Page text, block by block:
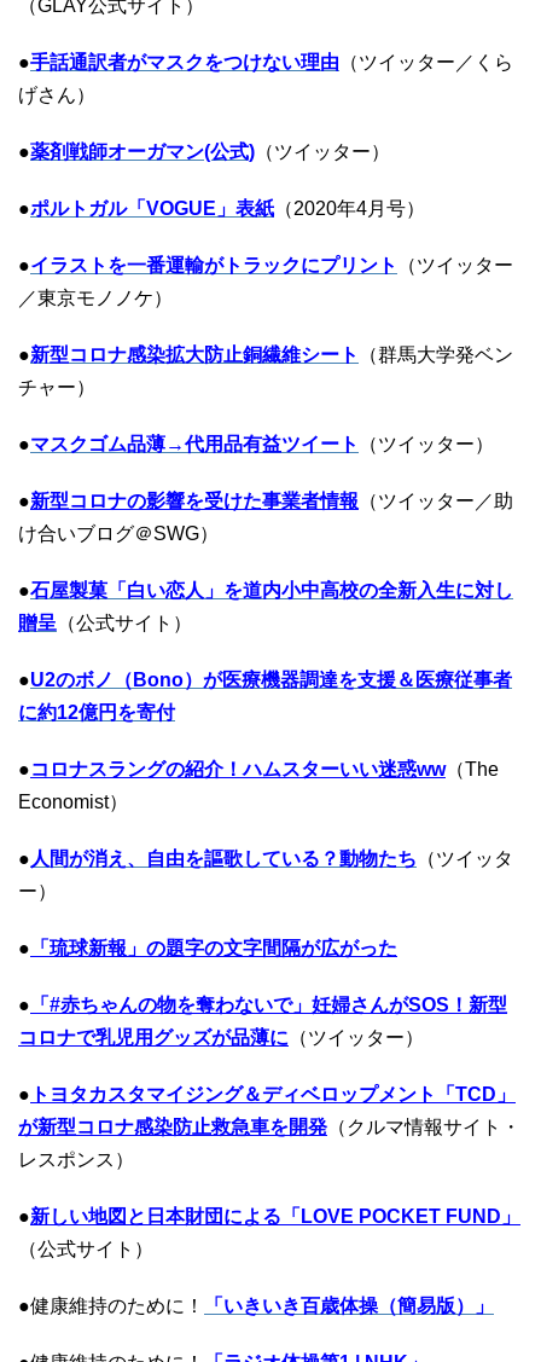
（GLAY公式サイト）
●手話通訳者がマスクをつけない理由 （ツイッター／ くら
げさん）
●薬剤戦師オーガマン(公式) （ツイッター）
●ポルトガル「 VOGUE 」表紙 （2020年4月号）
●イラストを一番運輸がトラックにプリント
（ツイッター
／東京モノノケ）
●新型コロナ感染拡大防止銅繊維シート
（群馬大学発ベン
チャー）
●マスクゴム品薄→代用品有益ツイート （ツイッター）
●新型コロナの影響を受けた事業者情報 （ツイッター／助
け合いブログ＠SWG）
●石屋製菓「白い恋人」を道内小中高校の全新入生に対し
贈呈 （公式サイト）
●U2のボノ（Bono）が医療機器調達を支援＆医療従事者
に約12億円を寄付
●コロナスラングの紹介！ハムスターいい迷惑ww（The
Economist）
● 人間が消え、自由を謳歌している？動物たち （ツイッタ
ー）
● 「琉球新報」の題字の文字間隔が広がった
● 「#赤ちゃんの物を奪わないで」妊婦さんがSOS！新型
コロナで乳児用グッズが品薄に （ツイッター）
● トヨタカスタマイジング＆ディベロップメント「TCD」
が新型コロナ感染防止救急車を開発 （クルマ情報サイト・
レスポンス）
●新しい地図と日本財団による「LOVE POCKET FUND」
（公式サイト）
●健康維持のために！ 「いきいき百歳体操（簡易版）」